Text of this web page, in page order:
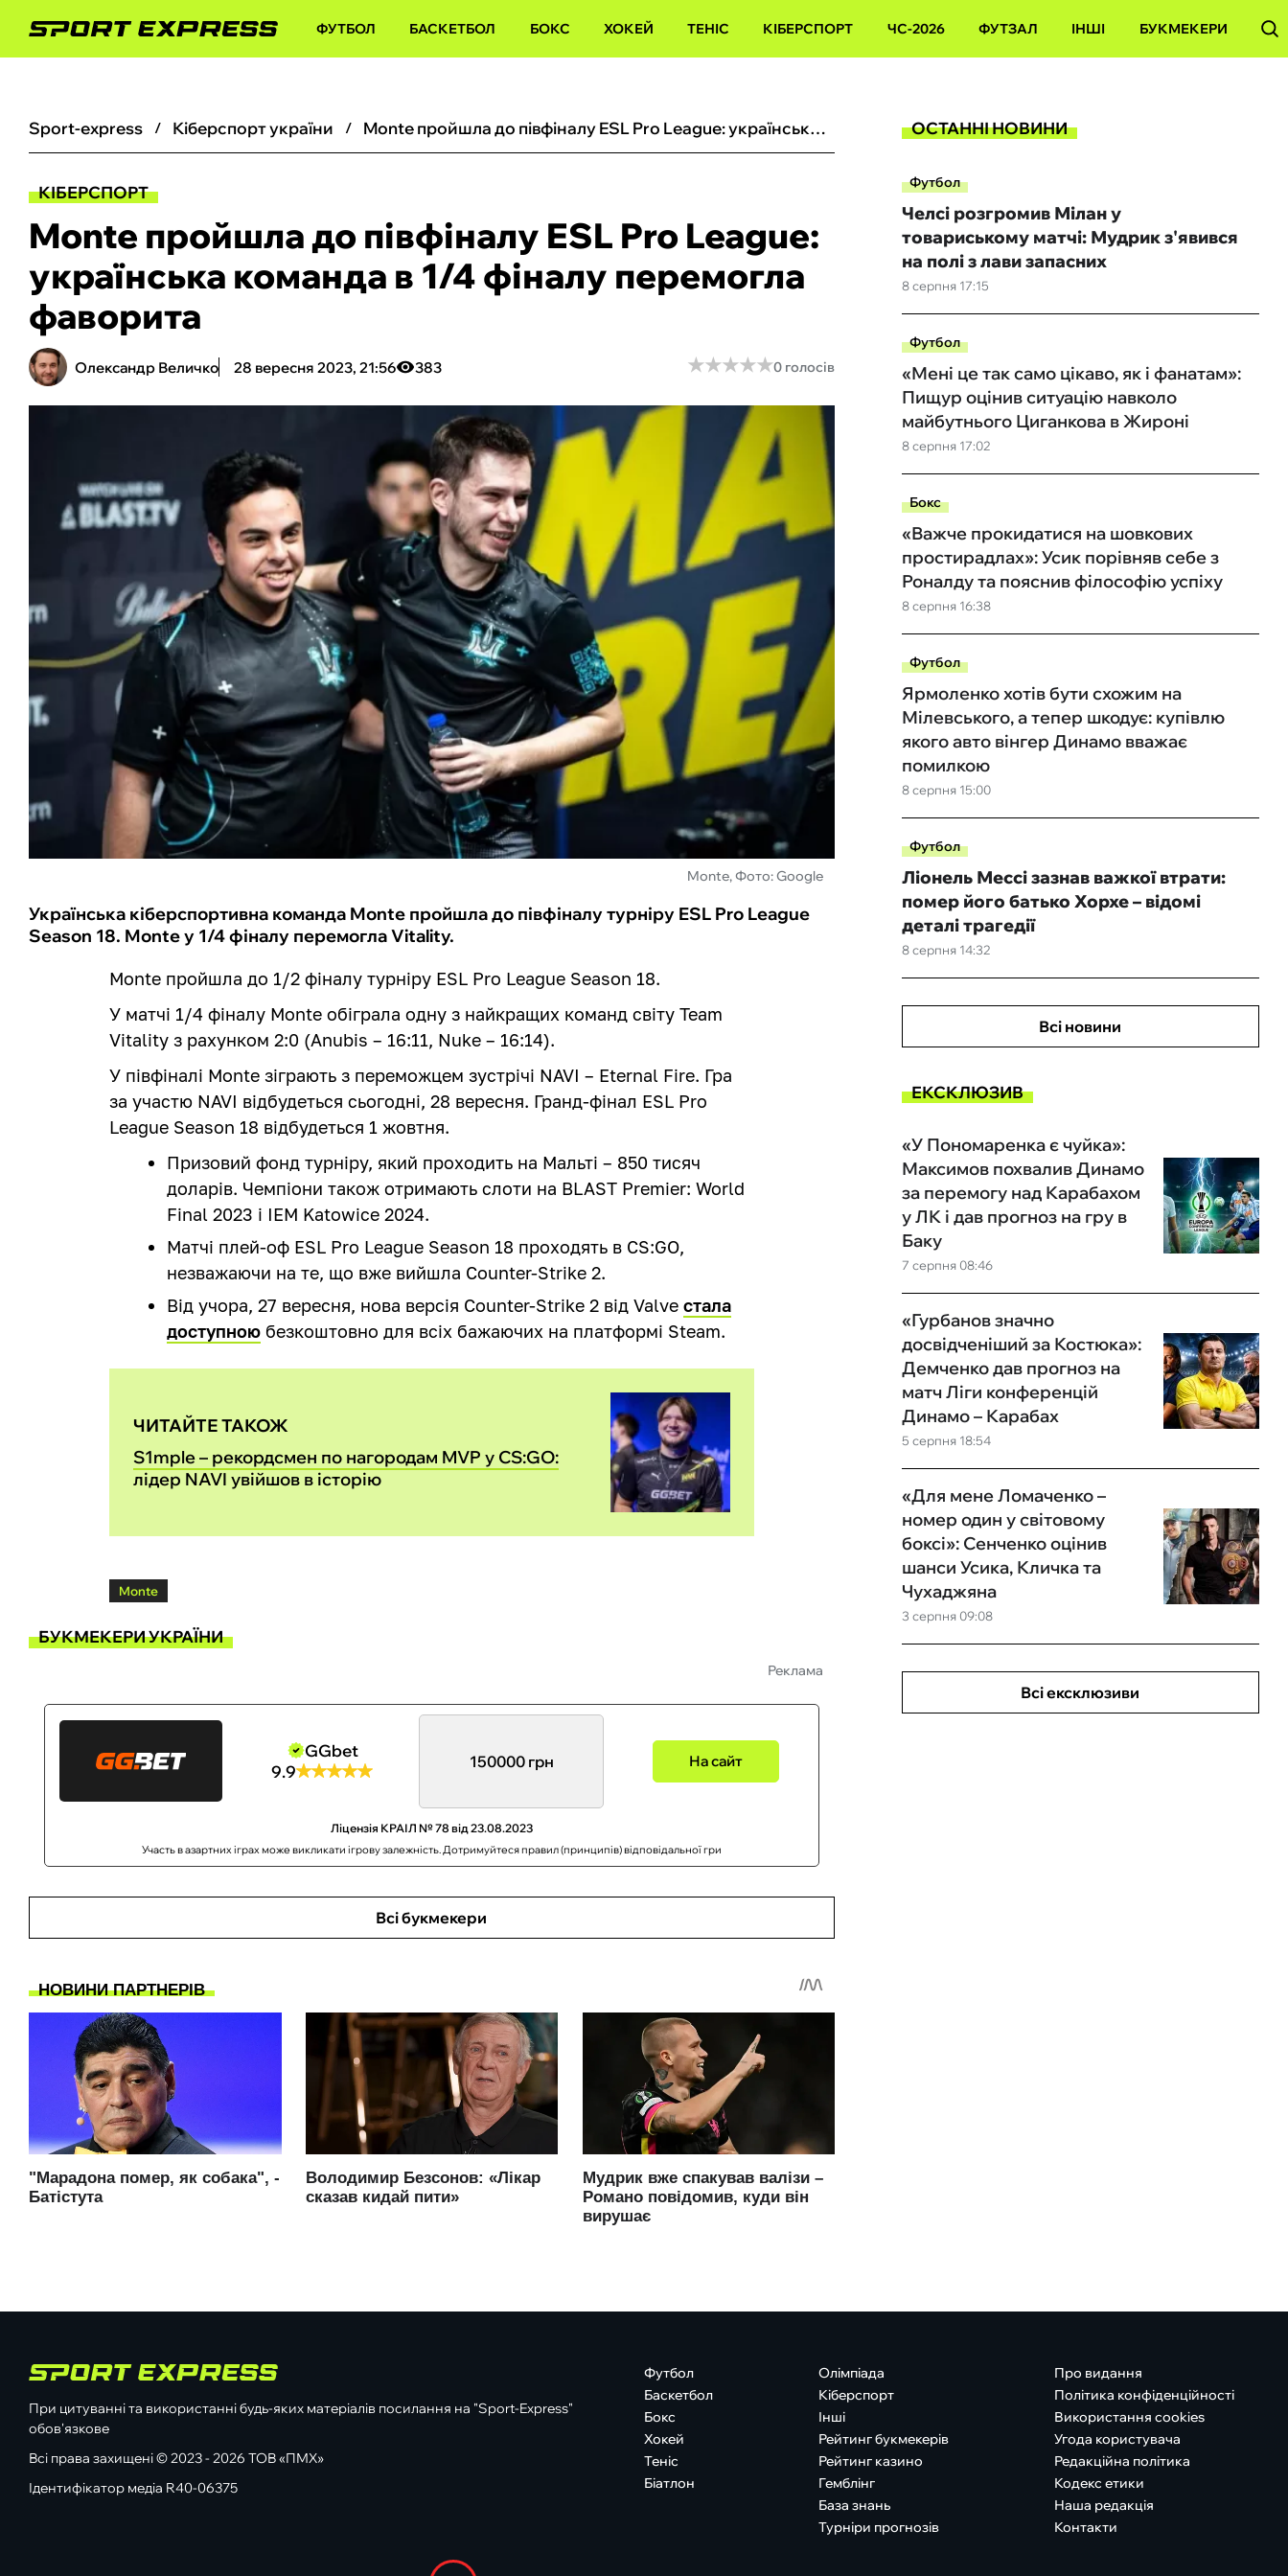
ФУТБОЛ БАСКЕТБОЛ БОКС ХОКЕЙ ТЕНІС КІБЕРСПОРТ ЧС-2026 ФУТЗАЛ ІНШІ БУКМЕКЕРИ
sport-express кіберспорт україни Monte пройшла до півфіналу ESL Pro League: українська команда в 1/4 фіналу перемогла фаворита
КІБЕРСПОРТ
Monte пройшла до півфіналу ESL Pro League:
українська команда в 1/4 фіналу перемогла
фаворита
Олександр Величко 28 вересня 2023, 21:56 383 ★★★★★
★★★★★0 голосів
Monte, Фото: Google
Українська кіберспортивна команда Monte пройшла до півфіналу турніру ESL Pro League
Season 18. Monte у 1/4 фіналу перемогла Vitality.
Monte пройшла до 1/2 фіналу турніру ESL Pro League Season 18.
У матчі 1/4 фіналу Monte обіграла одну з найкращих команд світу Team
Vitality з рахунком 2:0 (Anubis – 16:11, Nuke – 16:14).
У півфіналі Monte зіграють з переможцем зустрічі NAVI – Eternal Fire. Гра
за участю NAVI відбудеться сьогодні, 28 вересня. Гранд-фінал ESL Pro
League Season 18 відбудеться 1 жовтня.
Призовий фонд турніру, який проходить на Мальті – 850 тисяч
доларів. Чемпіони також отримають слоти на BLAST Premier: World
Final 2023 і IEM Katowice 2024.
Матчі плей-оф ESL Pro League Season 18 проходять в CS:GO,
незважаючи на те, що вже вийшла Counter-Strike 2.
Від учора, 27 вересня, нова версія Counter-Strike 2 від Valveстала
доступною безкоштовно для всіх бажаючих на платформі Steam.
ЧИТАЙТЕ ТАКОЖ
S1mple – рекордсмен по нагородам MVP у CS:GO:
лідер NAVI увійшов в історію
Monte
БУКМЕКЕРИ УКРАЇНИ
Реклама
GGbet
9.9
150000 грн На сайт
Ліцензія КРАІЛ № 78 від 23.08.2023
Участь в азартних іграх може викликати ігрову залежність. Дотримуйтеся правил (принципів) відповідальної гри
Всі букмекери
ОСТАННІ НОВИНИ
Футбол
8 серпня 17:15
Челсі розгромив Мілан у
товариському матчі: Мудрик з'явився
на полі з лави запасних
Футбол
8 серпня 17:02
«Мені це так само цікаво, як і фанатам»:
Пищур оцінив ситуацію навколо
майбутнього Циганкова в Жироні
Бокс
8 серпня 16:38
«Важче прокидатися на шовкових
простирадлах»: Усик порівняв себе з
Роналду та пояснив філософію успіху
Футбол
8 серпня 15:00
Ярмоленко хотів бути схожим на
Мілевського, а тепер шкодує: купівлю
якого авто вінгер Динамо вважає
помилкою
Футбол
8 серпня 14:32
Ліонель Мессі зазнав важкої втрати:
помер його батько Хорхе – відомі
деталі трагедії
Всі новини
ЕКСКЛЮЗИВ
7 серпня 08:46
«У Пономаренка є чуйка»:
Максимов похвалив Динамо
за перемогу над Карабахом
у ЛК і дав прогноз на гру в
Баку
5 серпня 18:54
«Гурбанов значно
досвідченіший за Костюка»:
Демченко дав прогноз на
матч Ліги конференцій
Динамо – Карабах
3 серпня 09:08
«Для мене Ломаченко –
номер один у світовому
боксі»: Сенченко оцінив
шанси Усика, Кличка та
Чухаджяна
Всі ексклюзиви
При цитуванні та використанні будь-яких матеріалів посилання на "Sport-Express"
обов'язкове
Всі права захищені © 2023 - 2026 ТОВ «ПМХ»
Ідентифікатор медіа R40-06375
Футбол
Баскетбол
Бокс
Хокей
Теніс
Біатлон
Олімпіада
Кіберспорт
Інші
Рейтинг букмекерів
Рейтинг казино
Гемблінг
База знань
Турніри прогнозів
Про видання
Політика конфіденційності
Використання cookies
Угода користувача
Редакційна політика
Кодекс етики
Наша редакція
Контакти